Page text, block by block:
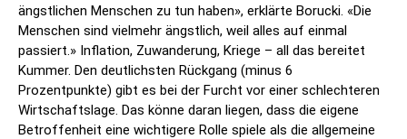
ängstlichen Menschen zu tun haben», erklärte Borucki. «Die
Menschen sind vielmehr ängstlich, weil alles auf einmal
passiert.» Inflation, Zuwanderung, Kriege – all das bereitet
Kummer. Den deutlichsten Rückgang (minus 6
Prozentpunkte) gibt es bei der Furcht vor einer schlechteren
Wirtschaftslage. Das könne daran liegen, dass die eigene
Betroffenheit eine wichtigere Rolle spiele als die allgemeine